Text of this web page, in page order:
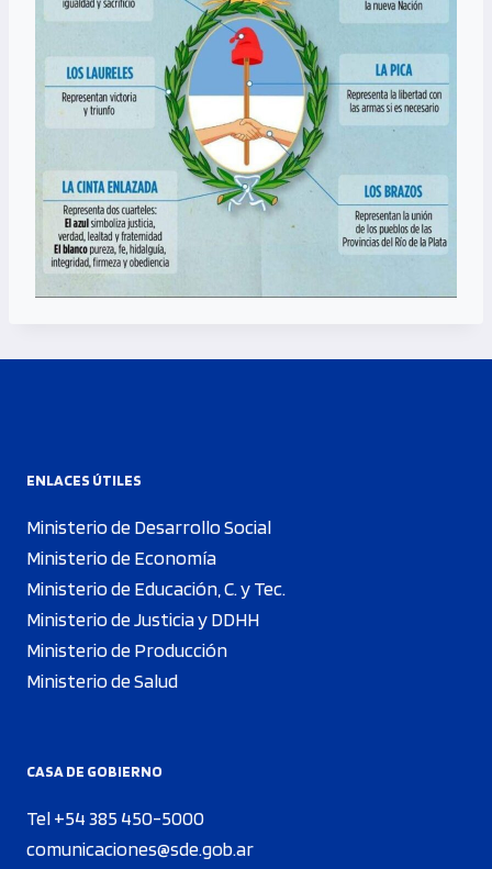
ENLACES ÚTILES
Ministerio de Desarrollo Social
Ministerio de Economía
Ministerio de Educación, C. y Tec.
Ministerio de Justicia y DDHH
Ministerio de Producción
Ministerio de Salud
CASA DE GOBIERNO
Tel +54 385 450-5000
comunicaciones@sde.gob.ar